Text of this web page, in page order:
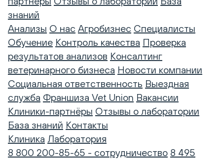
знаний
Анализы О нас Агробизнес Специалисты
Обучение Контроль качества Проверка
результатов анализов Консалтинг
ветеринарного бизнеса Новости компании
Социальная ответственность Выездная
служба Франшиза Vet Union Вакансии
Клиники-партнёры Отзывы о лаборатории
База знаний Контакты
Клиника Лаборатория
8 800 200-85-65 - сотрудничество 8 495